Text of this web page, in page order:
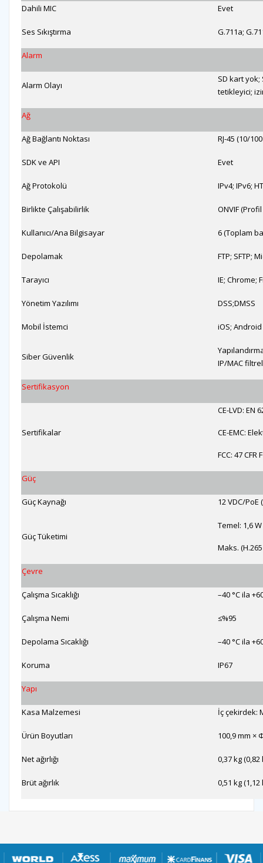
Dahili MIC Evet
Ses Sıkıştırma G.711a;
Alarm
Alarm Olayı
SD kart yok;
tetikleyici;
Ağ
Ağ Bağlantı Noktası RJ-45 (10/
SDK ve API Evet
Ağ Protokolü IPv4; IPv6;
Birlikte Çalışabilirlik ONVIF
Kullanıcı/Ana Bilgisayar 6 (Toplam
Depolamak FTP; SFTP;
Tarayıcı IE; Chrome;
Yönetim Yazılımı DSS;DMSS
Mobil İstemci iOS; Android
Siber Güvenlik
IP/MAC
Sertifikasyon
Sertifikalar
CE-LVD: EN
CE-EMC:
FCC: 47 CFR
Güç
Güç Kaynağı 12 VDC/PoE
Güç Tüketimi
Temel: 1,6 W
Maks. (H.265
Çevre
Çalışma Sıcaklığı –40 °C ila
Çalışma Nemi ≤%95
Depolama Sıcaklığı –40 °C ila
Koruma IP67
Yapı
Kasa Malzemesi İç çekirdek:
Ürün Boyutları 100,9 mm ×
Net ağırlığı 0,37 kg (0,82
Brüt ağırlık 0,51 kg (1,12